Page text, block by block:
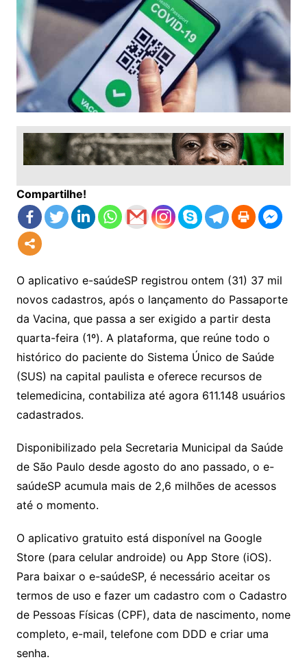
Compartilhe!
O aplicativo e-saúdeSP registrou ontem (31) 37 mil
novos cadastros, após o lançamento do Passaporte
da Vacina, que passa a ser exigido a partir desta
quarta-feira (1º). A plataforma, que reúne todo o
histórico do paciente do Sistema Único de Saúde
(SUS) na capital paulista e oferece recursos de
telemedicina, contabiliza até agora 611.148 usuários
cadastrados.
Disponibilizado pela Secretaria Municipal da Saúde
de São Paulo desde agosto do ano passado, o e-
saúdeSP acumula mais de 2,6 milhões de acessos
até o momento.
O aplicativo gratuito está disponível na Google
Store (para celular androide) ou App Store (iOS).
Para baixar o e-saúdeSP, é necessário aceitar os
termos de uso e fazer um cadastro com o Cadastro
de Pessoas Físicas (CPF), data de nascimento, nome
completo, e-mail, telefone com DDD e criar uma
senha.